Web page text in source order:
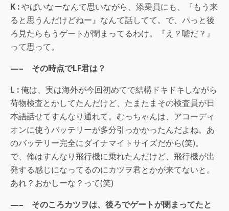
K :やばいなーなんて思いながら、添乗員にも、『もう来
ると思うんだけどねー』なんて話してて。で、パっと後
ろ見たらもうゲートが閉まってるわけ。『え？嘘だ？』
って思って。
—– その時点でLF君は？
L :俺は、実は海外が今回初めてで結構ドキドキしながら
荷物検査とかしてたんだけど、たまたまその検査員が日
本語話せてすんなり通れて。むっちゃんは、アコーディ
オンに使うバッテリーが多分引っかかったんだよね。あ
のバッテリー完全にダイナマイトサイズだから(笑)。
で、俺はすんなり飛行機に乗れたんだけど、飛行機が出
発する感じになってるのにカツヲ君とかが来てないと。
あれ？おかしーな？って(笑)
—– そのころカツヲは、後ろでゲートが閉まってたと